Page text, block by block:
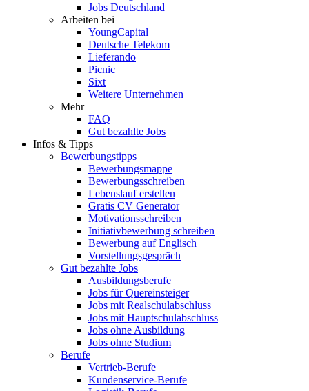
Jobs Deutschland
Arbeiten bei
YoungCapital
Deutsche Telekom
Lieferando
Picnic
Sixt
Weitere Unternehmen
Mehr
FAQ
Gut bezahlte Jobs
Infos & Tipps
Bewerbungstipps
Bewerbungsmappe
Bewerbungsschreiben
Lebenslauf erstellen
Gratis CV Generator
Motivationsschreiben
Initiativbewerbung schreiben
Bewerbung auf Englisch
Vorstellungsgespräch
Gut bezahlte Jobs
Ausbildungsberufe
Jobs für Quereinsteiger
Jobs mit Realschulabschluss
Jobs mit Hauptschulabschluss
Jobs ohne Ausbildung
Jobs ohne Studium
Berufe
Vertrieb-Berufe
Kundenservice-Berufe